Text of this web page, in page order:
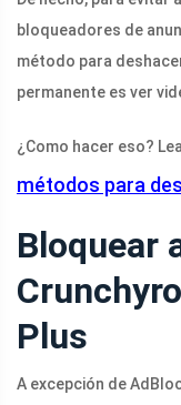
bloqueadores de
método para
permanente es ver
¿Como hacer eso?
métodos para
Bloquear
Plus
A excepción de